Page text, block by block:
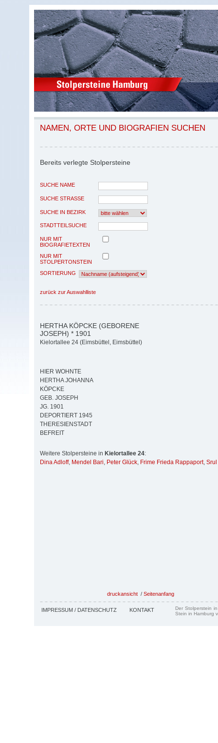
NAMEN, ORTE UND BIOGRAFIEN SUCHEN
Bereits verlegte Stolpersteine
SUCHE NAME
SUCHE STRASSE
SUCHE IN BEZIRK
STADTTEILSUCHE
NUR MIT
BIOGRAFIETEXTEN
NUR MIT
STOLPERTONSTEIN
SORTIERUNG
zurück zur Auswahlliste
HERTHA KÖPCKE (GEBORENE
JOSEPH) * 1901
Kielortallee 24 (Eimsbüttel, Eimsbüttel)
HIER WOHNTE
HERTHA JOHANNA
KÖPCKE
GEB. JOSEPH
JG. 1901
DEPORTIERT 1945
THERESIENSTADT
BEFREIT
Weitere Stolpersteine in Kielortallee 24:
Dina Adloff, Mendel Bari, Peter Glück, Frime Frieda Rappaport,
druckansicht / Seitenanfang
IMPRESSUM / DATENSCHUTZ KONTAKT
Der Stolperstein
Stein in Hamburg